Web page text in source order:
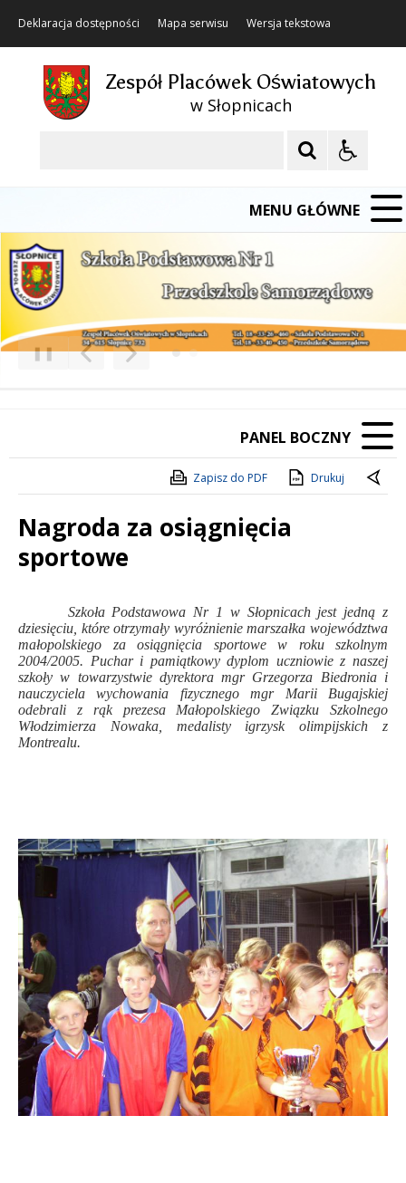
Deklaracja dostępności Mapa serwisu Wersja tekstowa
Zespół Placówek Oświatowych
w Słopnicach
MENU GŁÓWNE
Poprzedni Element
Następny Element
❚❚
PANEL BOCZNY
Zapisz do PDF Drukuj
Nagroda za osiągnięcia
sportowe
Treść
Szkoła Podstawowa Nr 1 w Słopnicach jest jedną z
dziesięciu, które otrzymały wyróżnienie marszałka województwa
małopolskiego za osiągnięcia sportowe w roku szkolnym
2004/2005. Puchar i pamiątkowy dyplom uczniowie z naszej
szkoły w towarzystwie dyrektora mgr Grzegorza Biedronia i
nauczyciela wychowania fizycznego mgr Marii Bugajskiej
odebrali z rąk prezesa Małopolskiego Związku Szkolnego
Włodzimierza Nowaka, medalisty igrzysk olimpijskich z
Montrealu.